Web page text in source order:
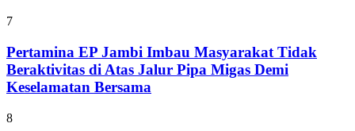
7
Pertamina EP Jambi Imbau Masyarakat Tidak
Beraktivitas di Atas Jalur Pipa Migas Demi
Keselamatan Bersama
8